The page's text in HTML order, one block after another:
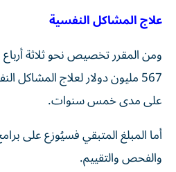
علاج المشاكل النفسية
ومن المقرر تخصيص نحو ثلاثة أرباع
567 مليون دولار لعلاج
على مدى خمس سنوات.
أما المبلغ المتبقي فسيُوزع على
والفحص والتقييم.